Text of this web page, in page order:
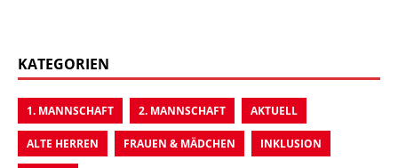
KATEGORIEN
1. MANNSCHAFT 2. MANNSCHAFT AKTUELL
ALTE HERREN FRAUEN & MÄDCHEN INKLUSION